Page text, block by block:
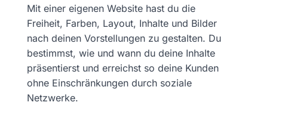
Mit einer eigenen Website hast du die
Freiheit, Farben, Layout, Inhalte und Bilder
nach deinen Vorstellungen zu gestalten. Du
bestimmst, wie und wann du deine Inhalte
präsentierst und erreichst so deine Kunden
ohne Einschränkungen durch soziale
Netzwerke.